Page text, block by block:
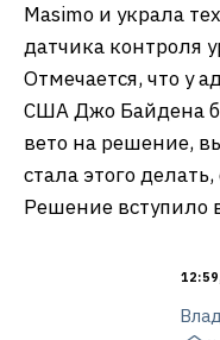
Masimo и украла
датчика контроля
Отмечается, что у
США Джо Байдена
вето на решение,
стала этого
Решение вступило